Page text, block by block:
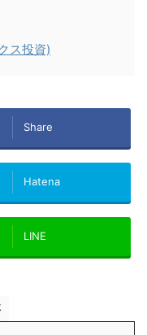
ス投資)
Share
Hatena
LINE